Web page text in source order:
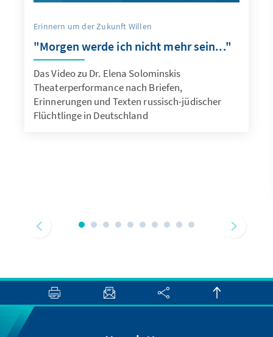
Erinnern um der Zukunft Willen
"Morgen werde ich nicht mehr sein..."
Das Video zu Dr. Elena Solominskis
Theaterperformance nach Briefen,
Erinnerungen und Texten russisch-jüdischer
Flüchtlinge in Deutschland